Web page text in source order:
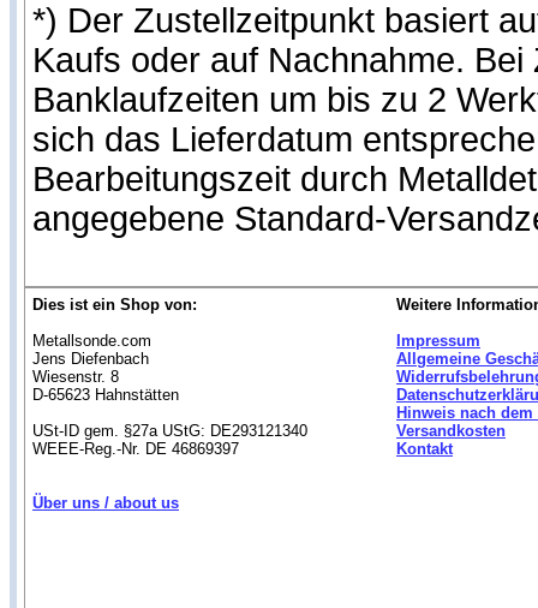
*) Der Zustellzeitpunkt basiert
Kaufs oder auf Nachnahme.
Banklaufzeiten um bis zu 2
sich das Lieferdatum
Bearbeitungszeit durch
angegebene Standard-
Dies ist ein Shop von:
Metallsonde.com
Jens Diefenbach
Wiesenstr. 8
D-65623 Hahnstätten
USt-ID gem. §27a UStG: DE293121340
WEEE-Reg.-Nr. DE 46869397
Über uns / about us
Weitere
Impressum
Allgemeine
Hinweis nach
Versandkosten
Kontakt